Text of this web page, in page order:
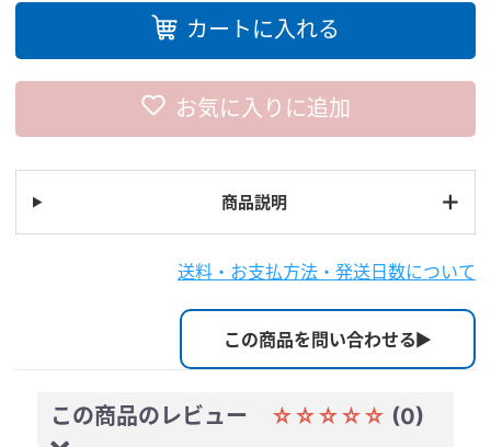
カートに入れる
お気に入りに追加
商品説明
送料・お支払方法・発送日数について
この商品を問い合わせる
この商品のレビュー ☆☆☆☆☆ (0)